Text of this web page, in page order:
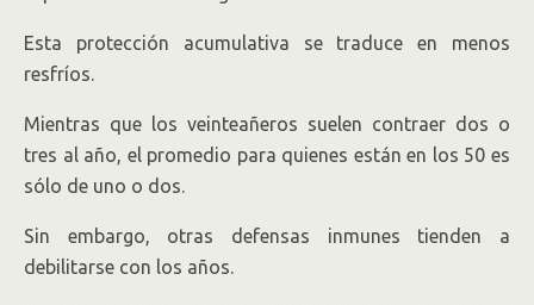
Esta protección acumulativa se traduce en menos
resfríos.
Mientras que los veinteañeros suelen contraer dos o
tres al año, el promedio para quienes están en los 50 es
sólo de uno o dos.
Sin embargo, otras defensas inmunes tienden a
debilitarse con los años.